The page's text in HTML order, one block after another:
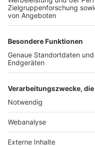
TOP-PARTNER
Nutzungsbedingungen